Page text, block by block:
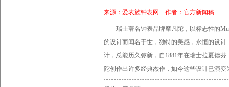
点搭配出强烈的视觉呈现。散发着彩虹光 彩
代外观增添一抹温暖色调，直径达30毫米的
针，搭配9颗璀璨美钻时标以 及3时和9时位
标志性凹面太阳圆点。 产品资料（男款）：
太阳纹表盘设有11个银色柱形时标；搭配银
来源： 爱表族钟表网 作者： 官方新闻稿
瑞士著名钟表品牌摩凡陀，以标志性的
的设计而闻名于世，独特的美感，永恒的设
计，总能历久弥新，自1881年在瑞士拉夏德芬
陀创作出许多经典杰作，如今这些设计已演
红 CALENDOMATIC®腕表 凭借着带有全日历